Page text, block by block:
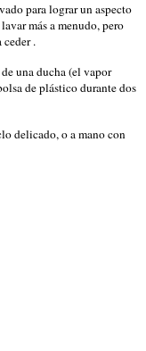
para lograr un aspecto
más a menudo, pero
ceder .
una ducha (el vapor
de plástico durante dos
delicado, o a mano con